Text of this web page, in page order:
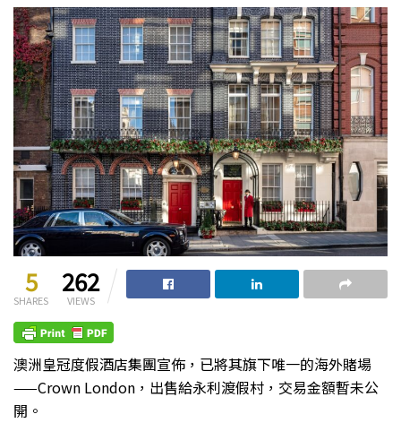
5
SHARES
262
VIEWS
澳洲皇冠度假酒店集團宣佈，已將其旗下唯一的海外賭場
——Crown London，出售給永利渡假村，交易金額暫未公
開。